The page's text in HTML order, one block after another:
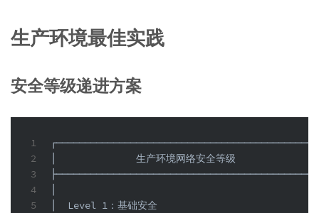
生产环境最佳实践
安全等级递进方案
1
2
3
4
5
│              生产环境网络安全等级
│  Level 1：基础安全